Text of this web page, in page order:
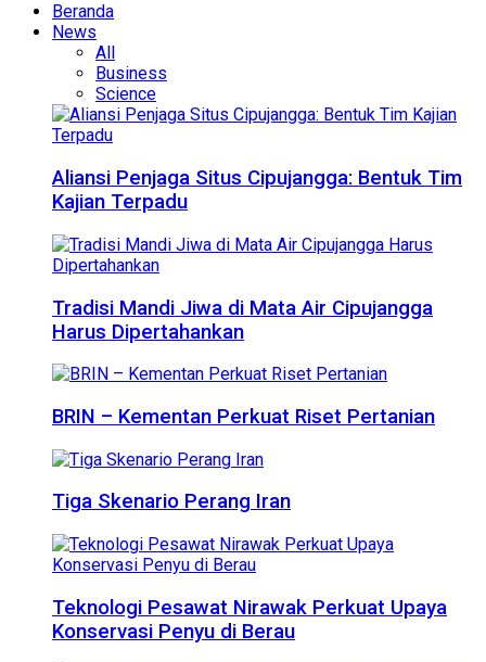
Beranda
News
All
Business
Science
Aliansi Penjaga Situs Cipujangga: Bentuk Tim
Kajian Terpadu
Tradisi Mandi Jiwa di Mata Air Cipujangga
Harus Dipertahankan
BRIN – Kementan Perkuat Riset Pertanian
Tiga Skenario Perang Iran
Teknologi Pesawat Nirawak Perkuat Upaya
Konservasi Penyu di Berau